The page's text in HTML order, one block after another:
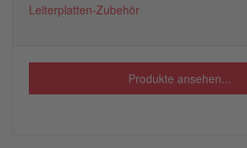
Leiterplatten-Zubehör
Produkte ansehen...